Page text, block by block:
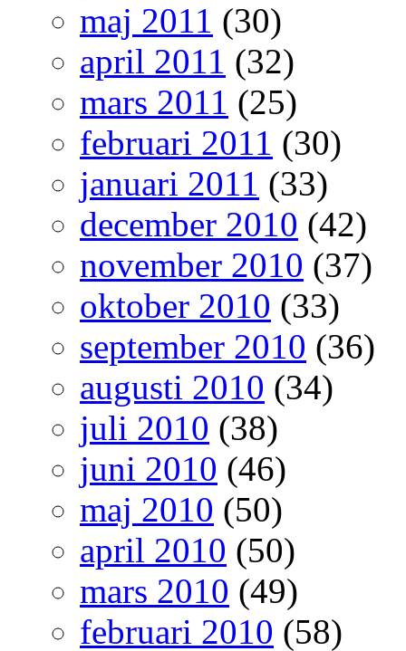
maj 2011 (30)
april 2011 (32)
mars 2011 (25)
februari 2011 (30)
januari 2011 (33)
december 2010 (42)
november 2010 (37)
oktober 2010 (33)
september 2010 (36)
augusti 2010 (34)
juli 2010 (38)
juni 2010 (46)
maj 2010 (50)
april 2010 (50)
mars 2010 (49)
februari 2010 (58)